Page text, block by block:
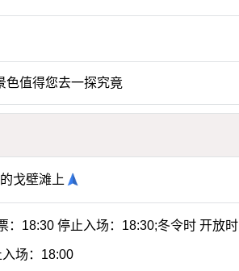
色值得您去一探究竟
戈壁滩上
：18:30 停止入场：18:30;冬令时 开放时
场：18:00